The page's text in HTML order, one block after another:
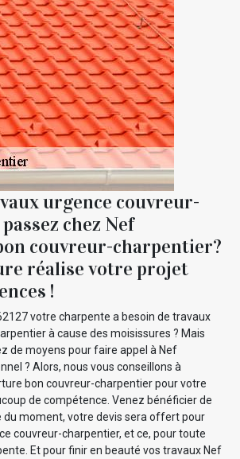
urgence couvreur-
chez Nef
couvreur-charpentier?
réalise votre projet
!
votre charpente a besoin de travaux
à cause des moisissures ? Mais
de moyens pour faire appel à Nef
? Alors, nous vous conseillons à
bon couvreur-charpentier pour votre
de compétence. Venez bénéficier de
du moment, votre devis sera offert pour
couvreur-charpentier, et ce, pour toute
Et pour finir en beauté vos travaux Nef